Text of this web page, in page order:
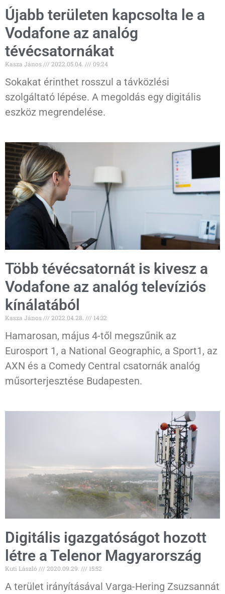
Újabb területen kapcsolta le a
Vodafone az analóg
tévécsatornákat
Kasza János 2022.05.04. 09:24
Sokakat érinthet rosszul a távközlési
szolgáltató lépése. A megoldás egy digitális
eszköz megrendelése.
Több tévécsatornát is kivesz a
Vodafone az analóg televíziós
kínálatából
Kasza János 2022.04.28. 14:32
Hamarosan, május 4-től megszűnik az
Eurosport 1, a National Geographic, a Sport1, az
AXN és a Comedy Central csatornák analóg
műsorterjesztése Budapesten.
Digitális igazgatóságot hozott
létre a Telenor Magyarország
Kuti László 2020.09.29. 15:52
A terület irányításával Varga-Hering Zsuzsannát